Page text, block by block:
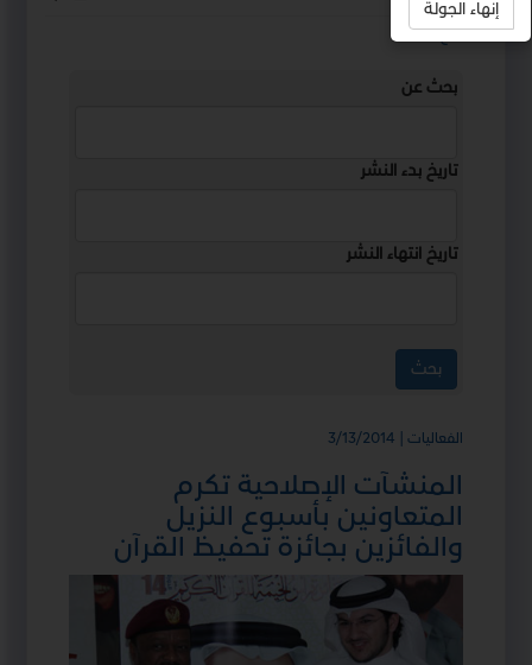
استمع
بحث عن
تاريخ بدء النشر
تاريخ انتهاء النشر
الفعاليات | 3/13/2014
المنشآت الإصلاحية تكرم
المتعاونين بأسبوع النزيل
والفائزين بجائزة تحفيظ القرآن
إنهاء الجولة